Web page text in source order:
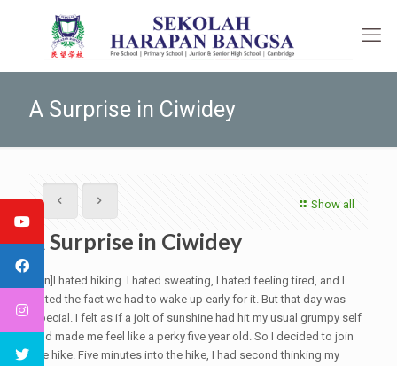
A Surprise in Ciwidey
Show all
A Surprise in Ciwidey
[:en]I hated hiking. I hated sweating, I hated feeling tired, and I
hated the fact we had to wake up early for it. But that day was
special. I felt as if a jolt of sunshine had hit my usual grumpy self
and made me feel like a perky five year old. So I decided to join
the hike. Five minutes into the hike, I had second thinking my